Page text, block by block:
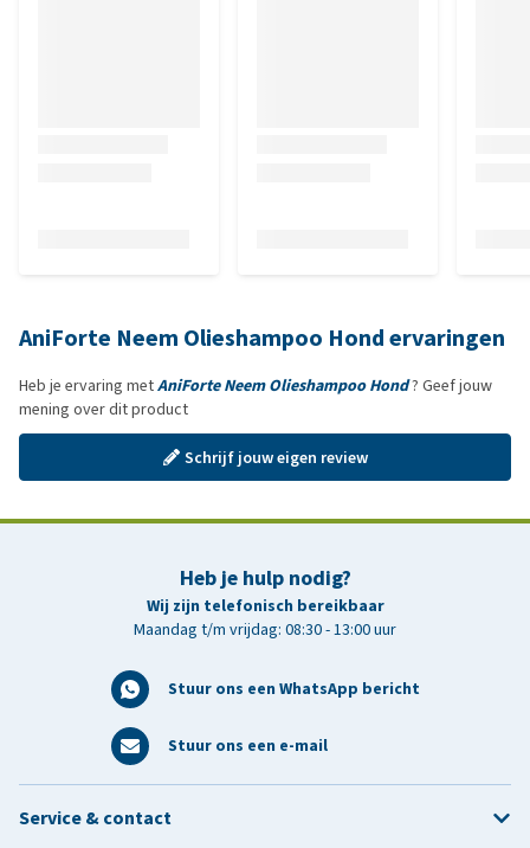
AniForte Neem Olieshampoo Hond ervaringen
Heb je ervaring metAniForte Neem Olieshampoo Hond? Geef jouw
mening over dit product
Schrijf jouw eigen review
Heb je hulp nodig?
Wij zijn telefonisch bereikbaar
Maandag t/m vrijdag: 08:30 - 13:00 uur
Stuur ons een WhatsApp bericht
Stuur ons een e-mail
Service & contact